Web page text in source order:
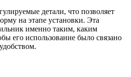
детали, что позволяет
на этапе установки. Эта
именно таким, каким
его использование было связано